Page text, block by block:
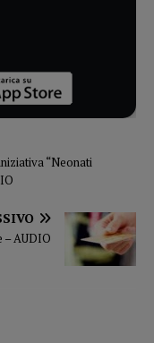
“Neonati
– AUDIO